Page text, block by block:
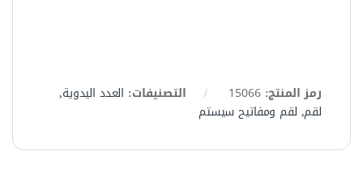
رمز المنتج:15066 التصنيفات: العدد اليدوية,
لقم, لقم ومفاتيح سيستم